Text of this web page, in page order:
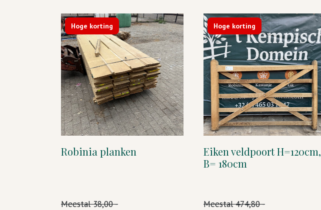
Hoge korting
Robinia planken
Meestal38,00 -
Hoge korting
Eiken veldpoort H=120cm,
B= 180cm
Meestal474,80 -